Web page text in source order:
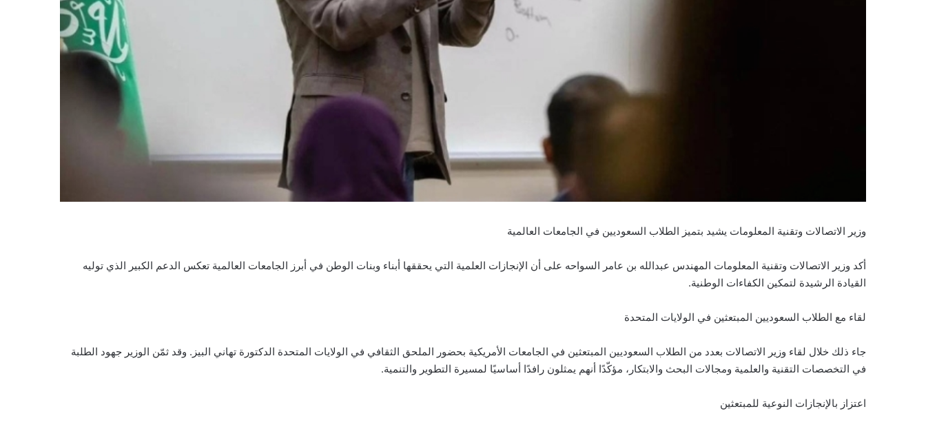
وزير الاتصالات وتقنية المعلومات يشيد بتميز الطلاب السعوديين في الجامعات العالمية
أكد وزير الاتصالات وتقنية المعلومات المهندس عبدالله بن عامر السواحه على أن الإنجازات العلمية التي يحققها أبناء وبنات الوطن في أبرز الجامعات العالمية تعكس الدعم الكبير الذي توليه
القيادة الرشيدة لتمكين الكفاءات الوطنية.
لقاء مع الطلاب السعوديين المبتعثين في الولايات المتحدة
جاء ذلك خلال لقاء وزير الاتصالات بعدد من الطلاب السعوديين المبتعثين في الجامعات الأمريكية بحضور الملحق الثقافي في الولايات المتحدة الدكتورة تهاني البيز. وقد ثمّن الوزير جهود الطلبة
في التخصصات التقنية والعلمية ومجالات البحث والابتكار، مؤكّدًا أنهم يمثلون رافدًا أساسيًا لمسيرة التطوير والتنمية.
اعتزاز بالإنجازات النوعية للمبتعثين